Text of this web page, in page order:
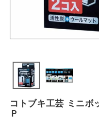
コトブキ工芸 ミニボ
Ｐ